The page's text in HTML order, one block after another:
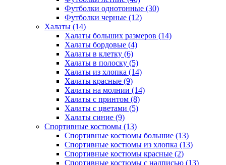
Футболки однотонные (30)
Футболки черные (12)
Халаты (14)
Халаты больших размеров (14)
Халаты бордовые (4)
Халаты в клетку (6)
Халаты в полоску (5)
Халаты из хлопка (14)
Халаты красные (9)
Халаты на молнии (14)
Халаты с принтом (8)
Халаты с цветами (5)
Халаты синие (9)
Спортивные костюмы (13)
Спортивные костюмы большие (13)
Спортивные костюмы из хлопка (13)
Спортивные костюмы красные (2)
Спортивные костюмы с надписью (13)